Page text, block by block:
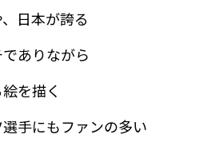
日本が誇る
ありながら
を描く
手にもファンの多い